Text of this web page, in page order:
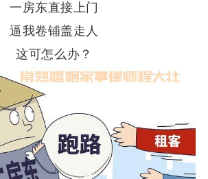
一房东直接上门
逼我卷铺盖走人
这可怎么办？